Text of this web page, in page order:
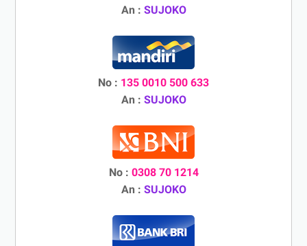
An : SUJOKO
No : 135 0010 500 633
An : SUJOKO
No : 0308 70 1214
An : SUJOKO